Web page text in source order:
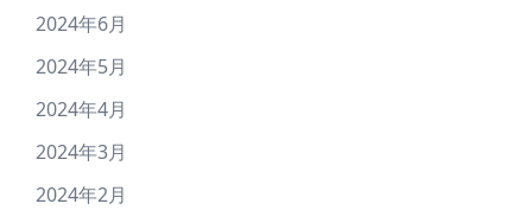
2024年6月
2024年5月
2024年4月
2024年3月
2024年2月